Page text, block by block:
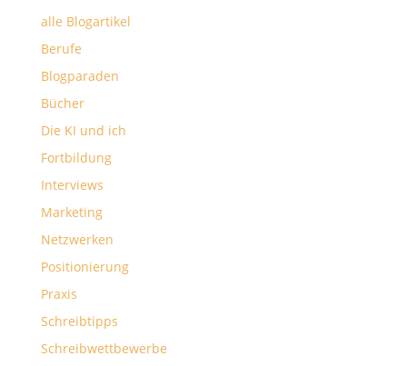
alle Blogartikel
Berufe
Blogparaden
Bücher
Die KI und ich
Fortbildung
Interviews
Marketing
Netzwerken
Positionierung
Praxis
Schreibtipps
Schreibwettbewerbe